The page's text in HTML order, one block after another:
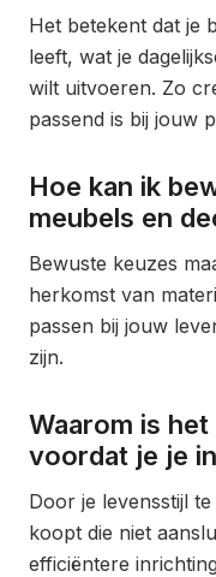
Het betekent dat je
leeft, wat je
wilt uitvoeren. Zo
passend is bij jouw
Hoe kan ik
meubels en
Bewuste keuzes
herkomst van
passen bij jouw
zijn.
Waarom is
voordat je je
Door je levensstijl
koopt die niet
efficiëntere